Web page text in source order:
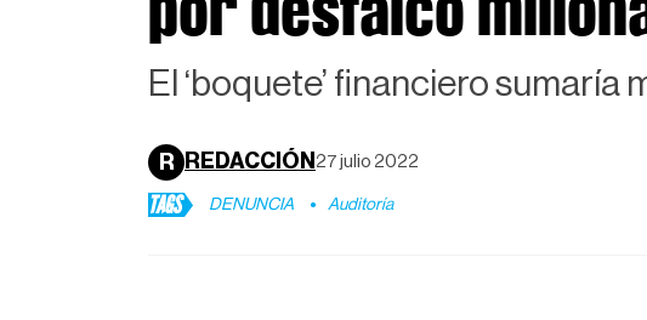
El ‘boquete’ financiero sumaría
R REDACCIÓN 27 julio 2022
TAGS DENUNCIA Auditoría